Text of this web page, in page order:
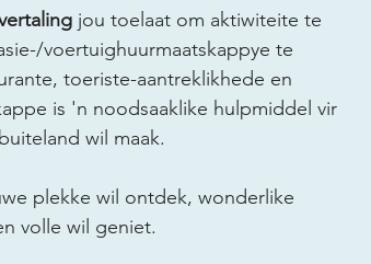
jou toelaat om aktiwiteite te
voertuighuurmaatskappye te
toeriste-aantreklikhede en
is 'n noodsaaklike hulpmiddel vir
wil maak.
plekke wil ontdek, wonderlike
volle wil geniet.